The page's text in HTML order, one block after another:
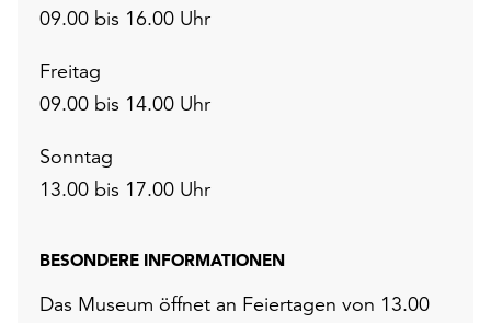
09.00 bis 16.00 Uhr
Freitag
09.00 bis 14.00 Uhr
Sonntag
13.00 bis 17.00 Uhr
BESONDERE INFORMATIONEN
Das Museum öffnet an Feiertagen von 13.00